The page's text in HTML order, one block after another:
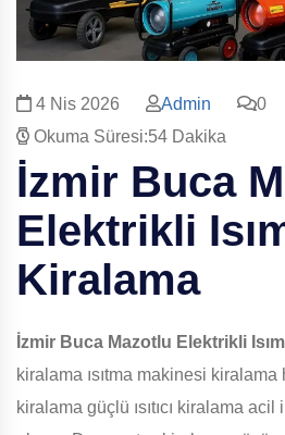
4 Nis 2026 Admin 0
Okuma Süresi:54 Dakika
İzmir Buca
Elektrikli
Kiralama
İzmir Buca Mazotlu Elektrikli
kiralama ısıtma makinesi kiralama
kiralama güçlü ısıtıcı kiralama